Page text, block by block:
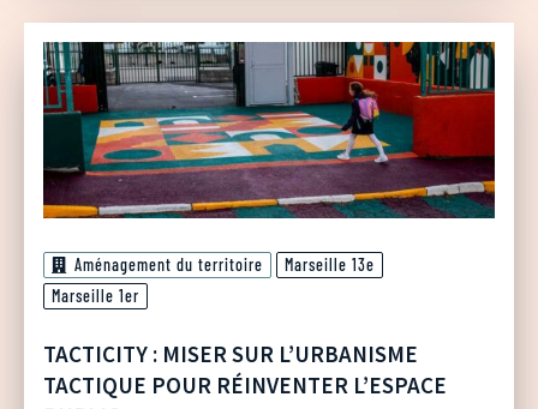
Aménagement du territoire
Marseille 13e
Marseille 1er
TACTICITY : MISER SUR L’URBANISME
TACTIQUE POUR RÉINVENTER L’ESPACE